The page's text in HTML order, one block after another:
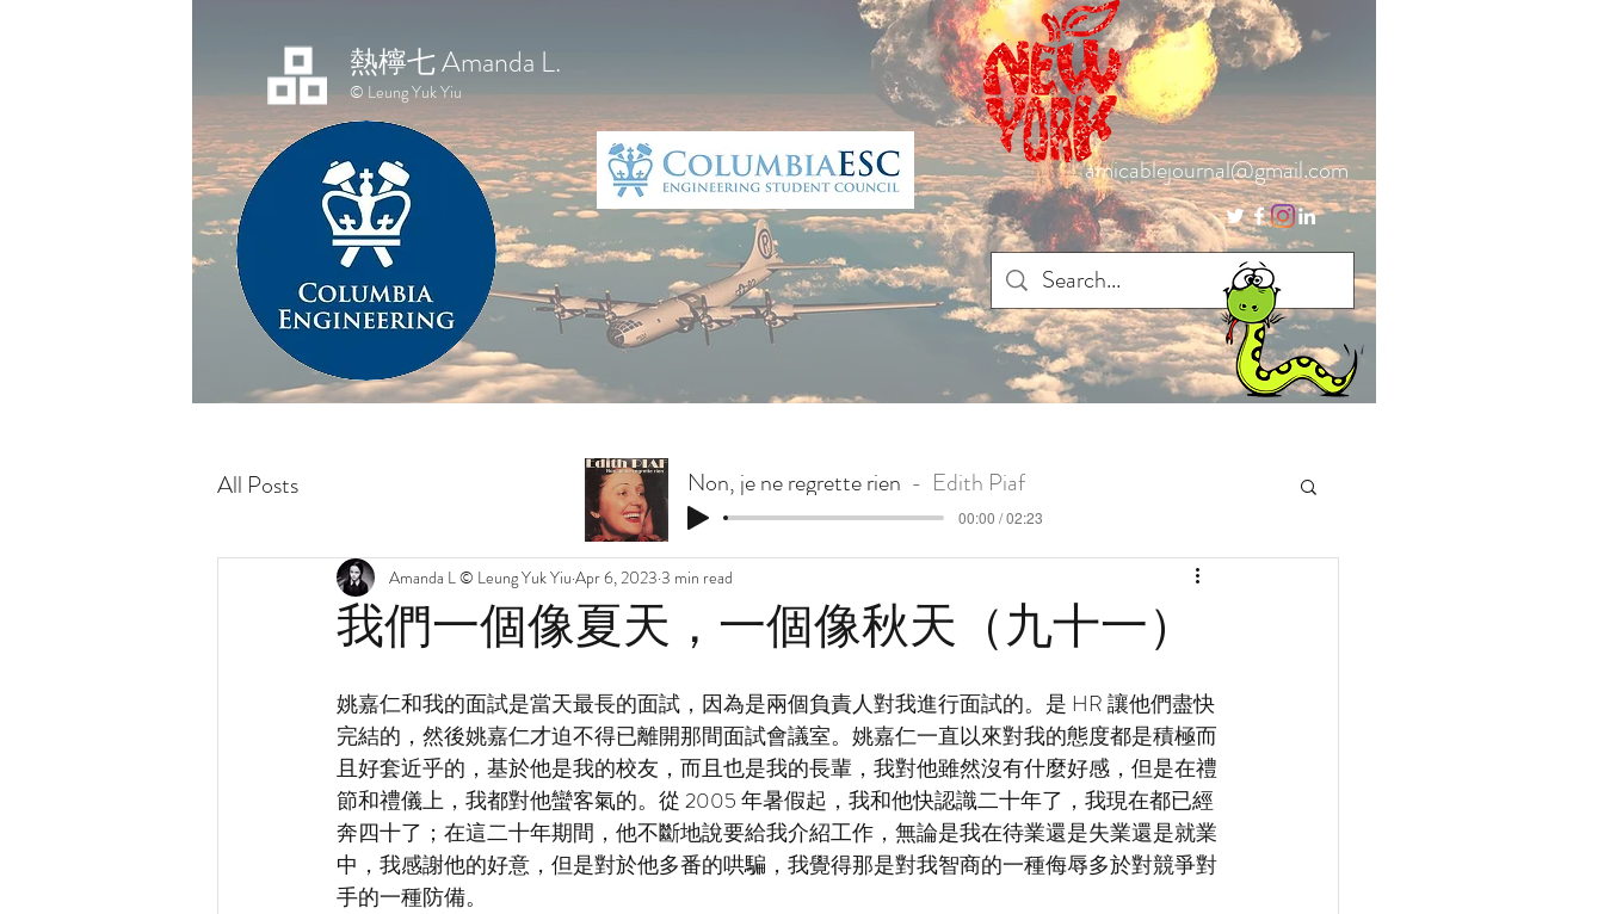
熱檸七 Amanda L.
© Leung Yuk Yiu
amicablejournal@gmail.com
All Posts
我們一個像夏天，一個像秋天（九十一）
Amanda L © Leung Yuk Yiu Apr 6, 2023 3 min read
姚嘉仁和我的面試是當天最長的面試，因為是兩個負責人對我進行面試的。是 HR 讓他們盡快
完結的，然後姚嘉仁才迫不得已離開那間面試會議室。姚嘉仁一直以來對我的態度都是積極而
且好套近乎的，基於他是我的校友，而且也是我的長輩，我對他雖然沒有什麼好感，但是在禮
節和禮儀上，我都對他蠻客氣的。從 2005 年暑假起，我和他快認識二十年了，我現在都已經
奔四十了；在這二十年期間，他不斷地說要給我介紹工作，無論是我在待業還是失業還是就業
中，我感謝他的好意，但是對於他多番的哄騙，我覺得那是對我智商的一種侮辱多於對競爭對
手的一種防備。
Non, je ne regrette rien Edith Piaf
00:00 / 02:23